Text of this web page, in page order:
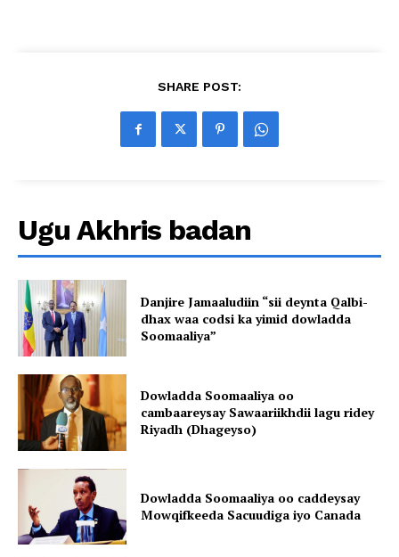
SHARE POST:
Ugu Akhris badan
Danjire Jamaaludiin “sii deynta Qalbi-
dhax waa codsi ka yimid dowladda
Soomaaliya”
Dowladda Soomaaliya oo
cambaareysay Sawaariikhdii lagu ridey
Riyadh (Dhageyso)
Dowladda Soomaaliya oo caddeysay
Mowqifkeeda Sacuudiga iyo Canada